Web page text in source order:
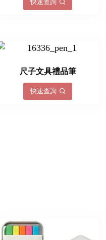
快速查詢
尺子文具禮品筆
快速查詢